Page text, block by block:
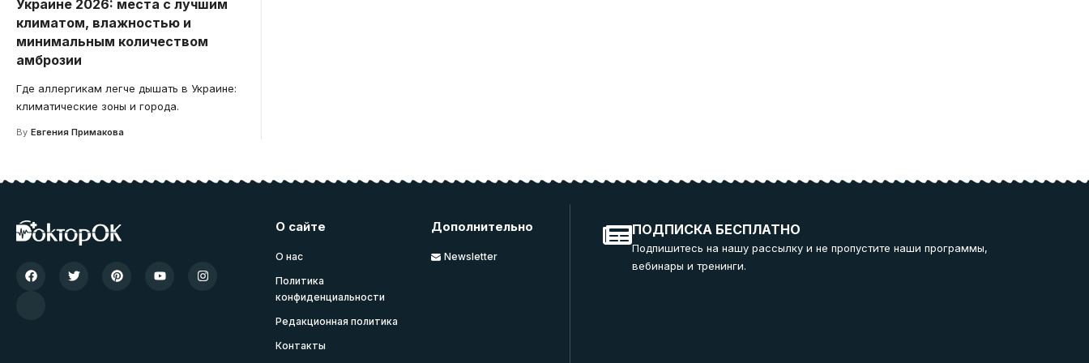
Украине 2026: места с лучшим
климатом, влажностью и
минимальным количеством
амброзии
Где аллергикам легче дышать в Украине:
климатические зоны и города.
By Евгения Примакова
О сайте
О нас
Политика
конфиденциальности
Редакционная политика
Контакты
Дополнительно
Newsletter
ПОДПИСКА БЕСПЛАТНО
Подпишитесь на нашу рассылку и не пропустите наши программы,
вебинары и тренинги.